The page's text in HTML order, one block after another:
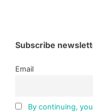
Subscribe
Email
By continuing,